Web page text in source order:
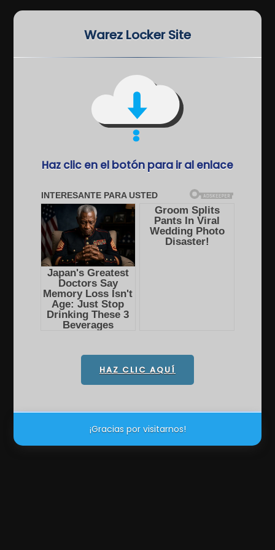
Warez Locker Site
Haz clic en el botón para ir al enlace
HAZ CLIC AQUÍ
¡Gracias por visitarnos!